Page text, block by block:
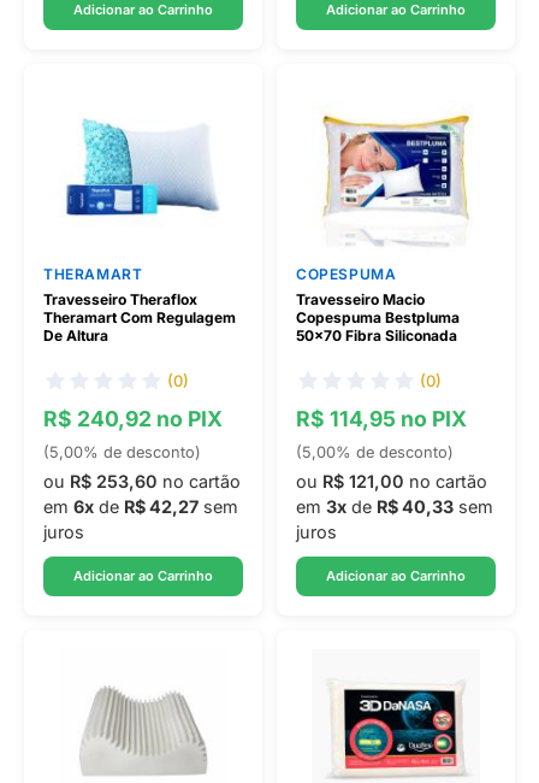
Adicionar ao Carrinho Adicionar ao Carrinho
THERAMART
Travesseiro Theraflox
Theramart Com Regulagem
De Altura
(0)
R$ 240,92 no PIX
(5,00% de desconto)
ou R$ 253,60 no cartão
em 6x de R$ 42,27 sem
juros
Adicionar ao Carrinho
COPESPUMA
Travesseiro Macio
Copespuma Bestpluma
50x70 Fibra Siliconada
(0)
R$ 114,95 no PIX
(5,00% de desconto)
ou R$ 121,00 no cartão
em 3x de R$ 40,33 sem
juros
Adicionar ao Carrinho